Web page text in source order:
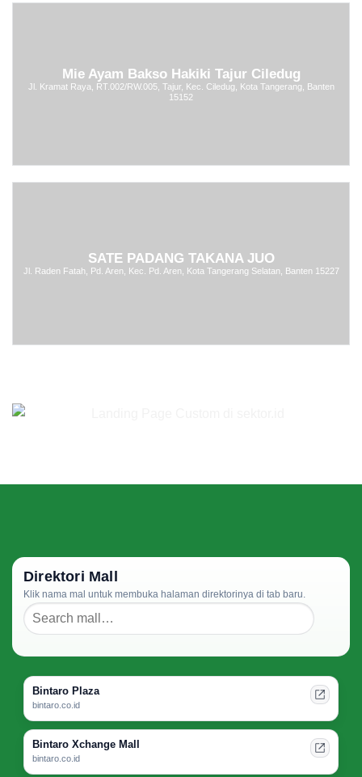
Mie Ayam Bakso Hakiki Tajur Ciledug
Jl. Kramat Raya, RT.002/RW.005, Tajur, Kec. Ciledug, Kota Tangerang, Banten
15152
SATE PADANG TAKANA JUO
Jl. Raden Fatah, Pd. Aren, Kec. Pd. Aren, Kota Tangerang Selatan, Banten 15227
Direktori Mall
Klik nama mal untuk membuka halaman direktorinya di tab baru.
Bintaro Plaza
bintaro.co.id
Bintaro Xchange Mall
bintaro.co.id